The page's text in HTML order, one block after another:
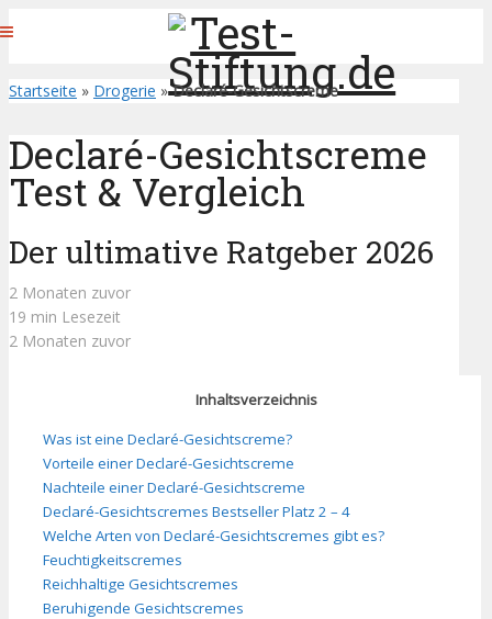
Startseite » Drogerie »Declaré-Gesichtscreme
Declaré-Gesichtscreme
Test & Vergleich
Der ultimative Ratgeber 2026
2 Monaten zuvor
19 min Lesezeit
2 Monaten zuvor
Inhaltsverzeichnis
Was ist eine Declaré-Gesichtscreme?
Vorteile einer Declaré-Gesichtscreme
Nachteile einer Declaré-Gesichtscreme
Declaré-Gesichtscremes Bestseller Platz 2 – 4
Welche Arten von Declaré-Gesichtscremes gibt es?
Feuchtigkeitscremes
Reichhaltige Gesichtscremes
Beruhigende Gesichtscremes